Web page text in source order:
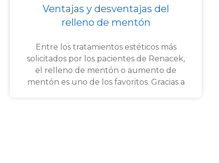
Ventajas y desventajas del
relleno de mentón
Entre los tratamientos estéticos más
solicitados por los pacientes de Renacek,
el relleno de mentón o aumento de
mentón es uno de los favoritos. Gracias a